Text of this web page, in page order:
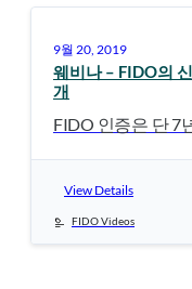
9월 20, 2019
웨비나 – FIDO의
개
FIDO 인증은 단 7
View Details
FIDO Videos